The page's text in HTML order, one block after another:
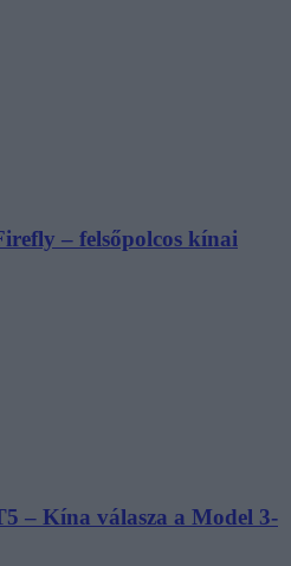
– felsőpolcos kínai
– Kína válasza a Model 3-